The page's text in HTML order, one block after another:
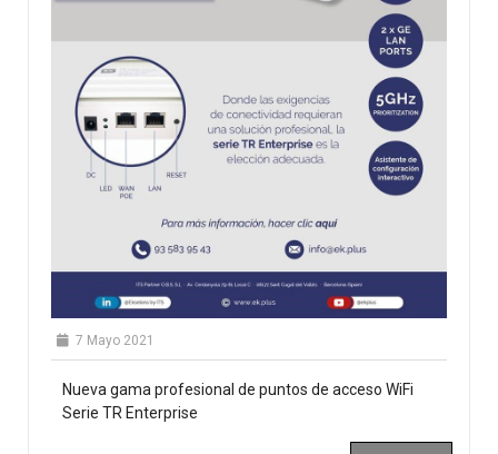
7 Mayo 2021
Nueva gama profesional de puntos de acceso WiFi
Serie TR Enterprise